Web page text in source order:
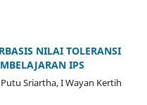
NILAI TOLERANSI
IPS
Sriartha, I Wayan Kertih